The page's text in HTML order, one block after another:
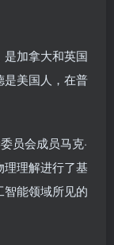
加拿大和英国
是美国人，在普
员会成员马克·
理理解进行了基
能领域所见的